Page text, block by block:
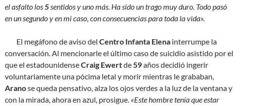
el asfalto los5sentidos y uno más. Ha sido un trago muy duro. Todo pasó
en un segundo y en mi caso, con consecuencias para toda la vida».
El megáfono de aviso del Centro Infanta Elena interrumpe la
conversación. Al mencionarle el último caso de suicidio asistido por el
que el estadounidenseCraig Ewertde59años decidió ingerir
voluntariamente una pócima letal y morir mientras le grababan,
Aranose queda pensativo, alza los ojos verdes a la luz de la ventana y
con la mirada, ahora en azul, prosigue. «Este hombre tenía que estar